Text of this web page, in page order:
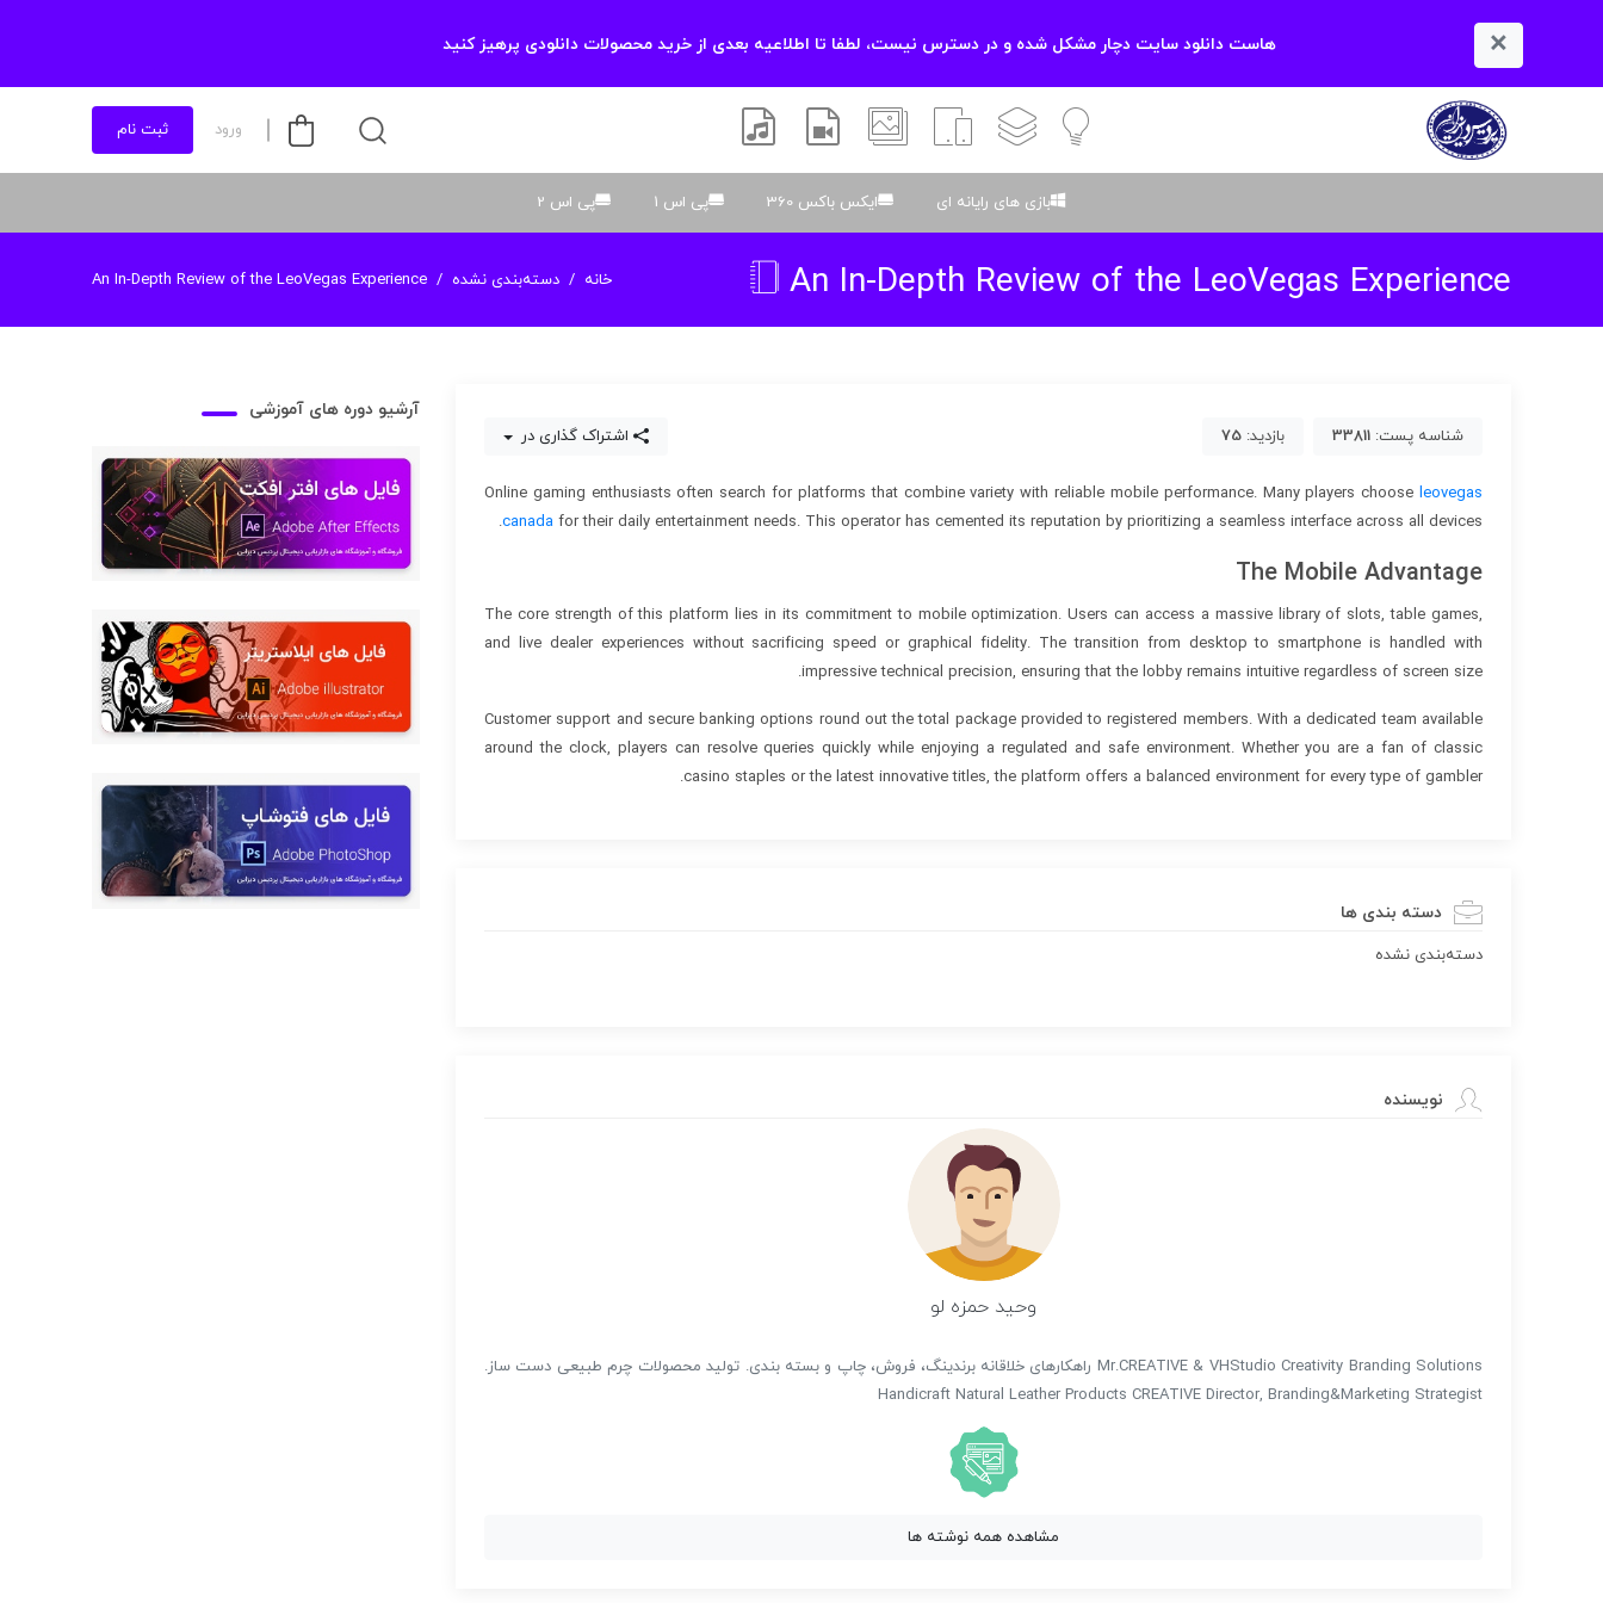
× هاست دانلود سایت دچار مشکل شده و در دسترس نیست، لطفا تا اطلاعیه بعدی از خرید محصولات دانلودی پرهیز کنید
آموزشیلایه باز اسکریپت والپیپر افتر افکتسموسیقی و صدا
ورود ثبت نام
بازی های رایانه ای ایکس باکس 360 پی اس 1 پی اس 2
An In-Depth Review of the LeoVegas Experience خانه دسته‌بندی نشده An In-Depth Review of the LeoVegas Experience
شناسه پست: 33811 بازدید: 75 اشتراک گذاری در
Online gaming enthusiasts often search for platforms that combine variety with reliable mobile performance. Many players choose leovegas
canada for their daily entertainment needs. This operator has cemented its reputation by prioritizing a seamless interface across all devices.
The Mobile Advantage
The core strength of this platform lies in its commitment to mobile optimization. Users can access a massive library of slots, table games,
and live dealer experiences without sacrificing speed or graphical fidelity. The transition from desktop to smartphone is handled with
impressive technical precision, ensuring that the lobby remains intuitive regardless of screen size.
Customer support and secure banking options round out the total package provided to registered members. With a dedicated team available
around the clock, players can resolve queries quickly while enjoying a regulated and safe environment. Whether you are a fan of classic
casino staples or the latest innovative titles, the platform offers a balanced environment for every type of gambler.
دسته بندی ها
دسته‌بندی نشده
نویسنده
وحید حمزه لو
Mr.CREATIVE & VHStudio Creativity Branding Solutions راهکارهای خلاقانه برندینگ، فروش، چاپ و بسته بندی. تولید محصولات چرم طبیعی دست ساز.
Handicraft Natural Leather Products CREATIVE Director, Branding&Marketing Strategist
مشاهده همه نوشته ها
آرشیو دوره های آموزشی